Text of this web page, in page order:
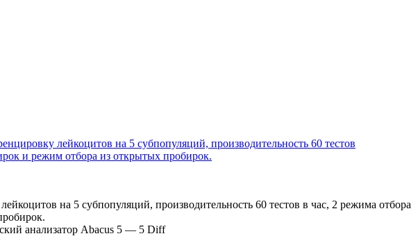
анализатор Abacus 5 — 5 Diff